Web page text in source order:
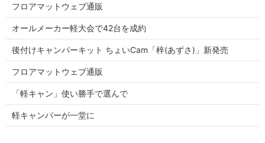
フロアマットウェブ通販
オールメーカー軽大会で42台を成約
後付けキャンパーキット ちょいCam「梓(あずさ)」新発売
フロアマットウェブ通販
「軽キャン」使い勝手で選んで
軽キャンパーが一堂に